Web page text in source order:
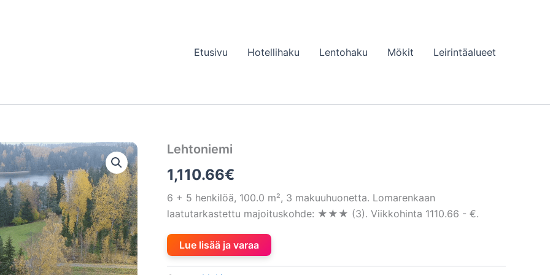
Etusivu Hotellihaku Lentohaku Mökit Leirintäalueet
Lehtoniemi
1,110.66€
6 + 5 henkilöä, 100.0 m², 3 makuuhuonetta. Lomarenkaan
laatutarkastettu majoituskohde: ★★★ (3). Viikkohinta 1110.66 - €.
Lue lisää ja varaa